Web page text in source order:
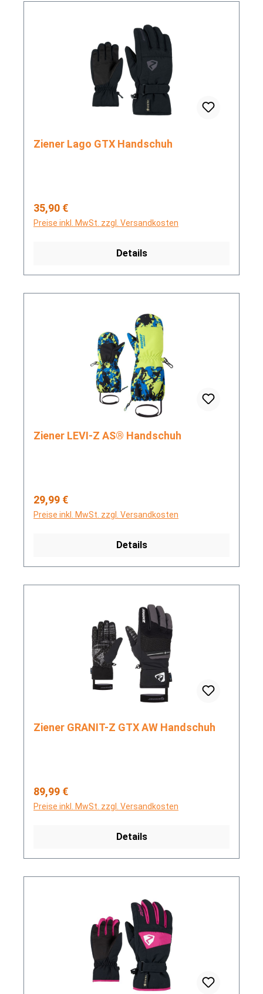
Ziener Lago GTX Handschuh
Regulärer Preis:
35,90 €
Preise inkl. MwSt. zzgl. Versandkosten
Details
Ziener LEVI-Z AS® Handschuh
Regulärer Preis:
29,99 €
Preise inkl. MwSt. zzgl. Versandkosten
Details
Ziener GRANIT-Z GTX AW Handschuh
Regulärer Preis:
89,99 €
Preise inkl. MwSt. zzgl. Versandkosten
Details